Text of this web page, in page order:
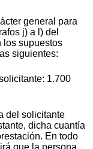
general para
j) a l) del
los supuestos
siguientes:
1.700
del solicitante
dicha cuantía
En todo
que la persona